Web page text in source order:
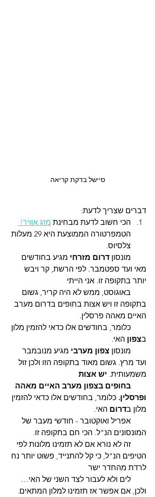
סיישל בדקת קריאה
דברים שצריך לדעת:
הכי חשוב לדעת מבחינת מזג אוויר!
הטמפרטורה הממוצעת היא 29 מעלות
צלסיוס.
דרום מזרחי מגיע בחודשים
מאי ועד ספטמבר. לפי הרשת, קר ויבש
יותר בתקופה זו. אני הייתי
        באוגוסט, ממש לא היה קריר, גשום
בתקופה זו ויש אצות בחופים בדרום מערב
האיים מאהה פרסלין.
        כלומר, בחודשים אלו כדאי להזמין מלון
בצפון האי.
צפון מערבי מגיע מנובמבר
ועד מרץ. גשום מאוד בתקופה הזו ולכן זול
משמעותית. יש אצות
        בחופים בצפון מערב האיים מאהה
ופרסלין. כלומר, בחודשים אלו כדאי להזמין
מלון בדרום האי.
        אפריל ואוקטובר - חודשי מעבר של
המונסונים הנ"ל. הכי חם בתקופה זו.
        זה לא נורא אם לא תזמינו מלונות לפי
הטיפים הנ"ל, כי קל להתנייד, פשוט יותר נח
לרדת מהחדר ישר
        לים ולא לעבור לצד השני של האי…
ולכן, אם אפשר אז תזמינו למלון המתאים.